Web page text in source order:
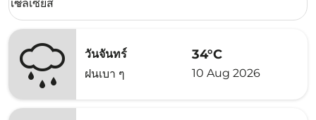
เซลเซียส
keyboard_arrow_down
วันจันทร์
ฝนเบา ๆ
34°C
10 Aug 2026